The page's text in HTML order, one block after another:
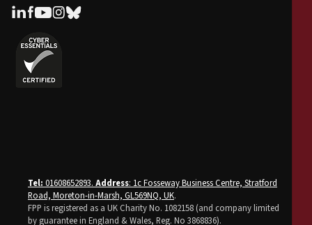
Tel: 01608652893. Address: 1c Fosseway Business Centre, Stratford
Road, Moreton-in-Marsh, GL569NQ, UK.
FPP is registered as a UK Charity No. 1082158 (and company limited
by guarantee in England & Wales, Reg. No 3868836).